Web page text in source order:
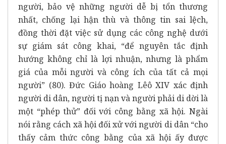
người, bảo vệ những người dễ bị tổn thương
nhất, chống lại hận thù và thông tin sai lệch,
đồng thời đặt việc sử dụng các công nghệ dưới
sự giám sát công khai, “để nguyên tắc định
hướng không chỉ là lợi nhuận, nhưng là phẩm
giá của mỗi người và công ích của tất cả mọi
người” (80). Đức Giáo hoàng Lêô XIV xác định
người di dân, người tị nạn và người phải di dời là
một “phép thử” đối với công bằng xã hội. Ngài
nói rằng cách xã hội đối xử với người di dân “cho
thấy cảm thức công bằng của xã hội ấy được